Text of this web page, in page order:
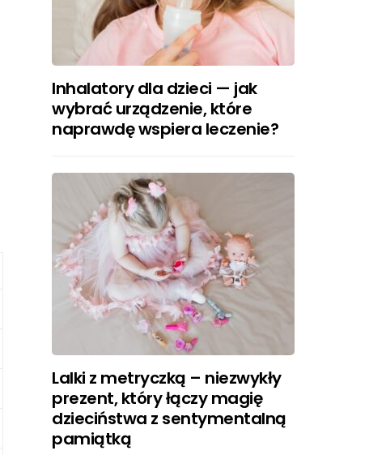
Inhalatory dla dzieci — jak
wybrać urządzenie, które
naprawdę wspiera leczenie?
Lalki z metryczką – niezwykły
prezent, który łączy magię
dzieciństwa z sentymentalną
pamiątką